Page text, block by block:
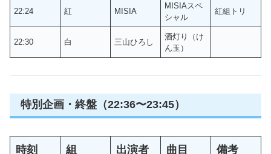
22:24 紅 MISIA
MISIAスペ
シャル
紅組トリ
22:30 白 三山ひろし
酒灯り（け
ん玉）
特別企画・終盤（22:36〜23:45）
時刻 組 出演者 曲目 備考